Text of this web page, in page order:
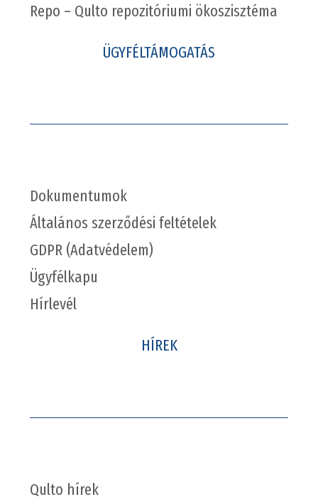
Repo – Qulto repozitóriumi ökoszisztéma
ÜGYFÉLTÁMOGATÁS
Dokumentumok
Általános szerződési feltételek
GDPR (Adatvédelem)
Ügyfélkapu
Hírlevél
HÍREK
Qulto hírek